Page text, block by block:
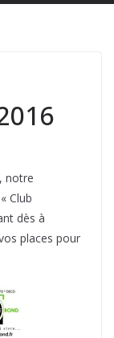
notre
Club
dès à
places pour